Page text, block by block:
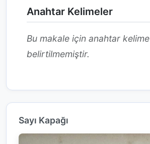
Anahtar Kelimeler
Bu makale için anahtar kelime
belirtilmemiştir.
Sayı Kapağı